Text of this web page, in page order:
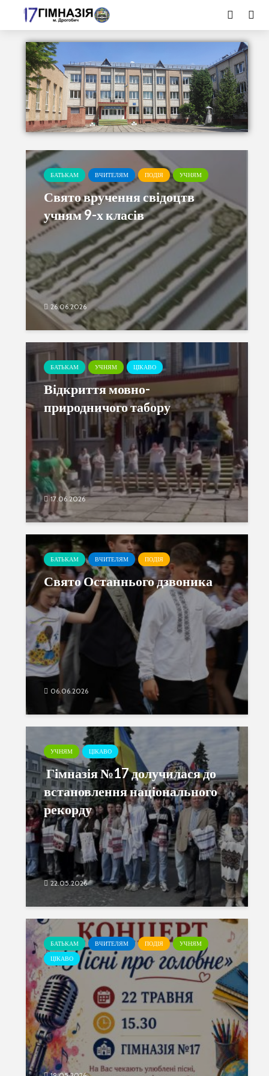
БАТЬКАМ ВЧИТЕЛЯМ ПОДІЯ УЧНЯМ
Свято вручення свідоцтв
учням 9-х класів
26.06.2026
БАТЬКАМ УЧНЯМ ЦІКАВО
Відкриття мовно-
природничого табору
17.06.2026
БАТЬКАМ ВЧИТЕЛЯМ ПОДІЯ
Свято Останнього дзвоника
06.06.2026
УЧНЯМ ЦІКАВО
Гімназія №17 долучилася до
встановлення національного
рекорду
22.05.2026
БАТЬКАМ ВЧИТЕЛЯМ ПОДІЯ
УЧНЯМ
ЦІКАВО